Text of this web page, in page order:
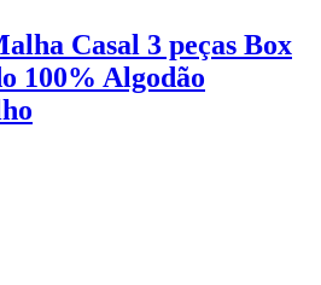
Casal 3 peças Box
100% Algodão